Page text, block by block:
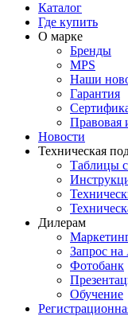
Каталог
Где купить
О марке
Бренды
MPS
Наши
Гарантия
Правовая
Новости
Техническая
Таблицы
Дилерам
Запрос на
Фотобанк
Обучение